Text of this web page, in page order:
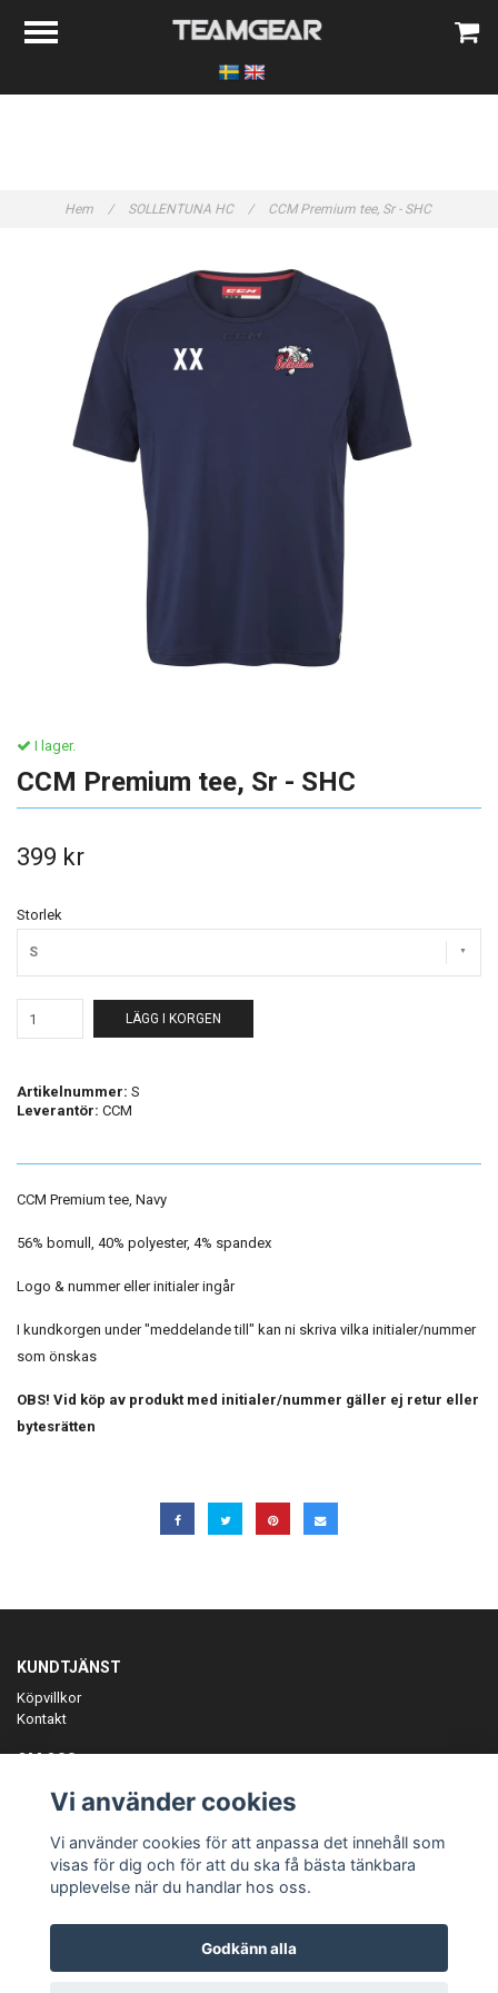
Hem / SOLLENTUNA HC / CCM Premium tee, Sr - SHC
I lager.
CCM Premium tee, Sr - SHC
399 kr
Storlek
S
LÄGG I KORGEN
Artikelnummer: S
Leverantör: CCM
CCM Premium tee, Navy
56% bomull, 40% polyester, 4% spandex
Logo & nummer eller initialer ingår
I kundkorgen under "meddelande till" kan ni skriva vilka initialer/nummer
som önskas
OBS! Vid köp av produkt med initialer/nummer gäller ej retur eller
bytesrätten
KUNDTJÄNST
Köpvillkor
Kontakt
OM OSS
ANMÄL DIG TILL VÅRT NYHETSBREV
Prenumerera
Vi använder cookies
Vi använder cookies för att anpassa det innehåll som
visas för dig och för att du ska få bästa tänkbara
upplevelse när du handlar hos oss.
Godkänn alla